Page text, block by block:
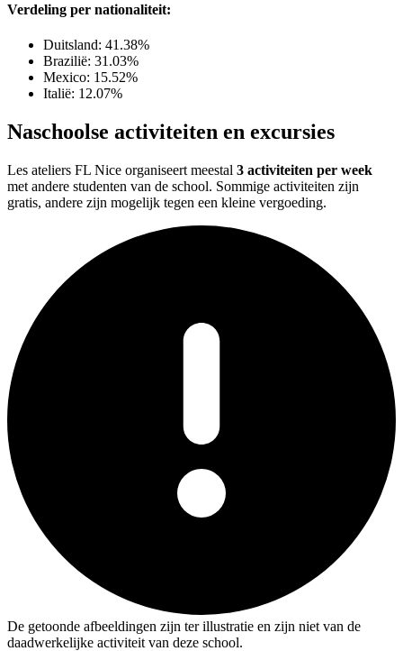
Verdeling per nationaliteit:
Duitsland: 41.38%
Brazilië: 31.03%
Mexico: 15.52%
Italië: 12.07%
Naschoolse activiteiten en excursies
Les ateliers FL Nice organiseert meestal 3 activiteiten per week
met andere studenten van de school. Sommige activiteiten zijn
gratis, andere zijn mogelijk tegen een kleine vergoeding.
De getoonde afbeeldingen zijn ter illustratie en zijn niet van de
daadwerkelijke activiteit van deze school.